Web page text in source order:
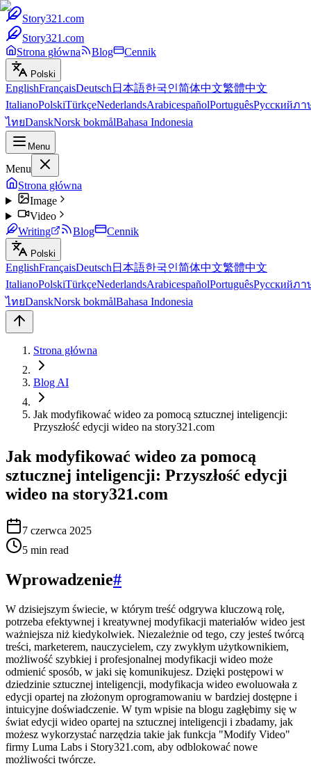
Story321.com
Story321.com
Strona główna
Blog Cennik
Polski
EnglishFrançaisDeutsch 日本語한국인简体中文繁體中文
ItalianoPolskiTürkçeNederlandsArabicespañolPortuguêsРусскийภา
ไทยDanskNorsk bokmålBahasa Indonesia
Menu
Menu
Strona główna
Image
Video
Writing
Blog Cennik
Polski
EnglishFrançaisDeutsch 日本語한국인简体中文繁體中文
ItalianoPolskiTürkçeNederlandsArabicespañolPortuguêsРусскийภา
ไทยDanskNorsk bokmålBahasa Indonesia
Strona główna
Blog AI
Jak modyfikować wideo za pomocą sztucznej inteligencji:
Przyszłość edycji wideo na story321.com
Jak modyfikować wideo za pomocą
sztucznej inteligencji: Przyszłość edycji
wideo na story321.com
7 czerwca 2025
5 min read
Wprowadzenie#
W dzisiejszym świecie, w którym treść odgrywa kluczową rolę,
potrzeba efektywnej i kreatywnej modyfikacji materiałów wideo jest
ważniejsza niż kiedykolwiek. Niezależnie od tego, czy jesteś twórcą
treści, marketerem, nauczycielem, czy zwykłym użytkownikiem,
możliwość szybkiej i profesjonalnej modyfikacji wideo może
odmienić sposób, w jaki się komunikujesz. Dzięki postępowi w
dziedzinie sztucznej inteligencji, modyfikacja wideo ewoluowała z
edycji opartej na złożonym oprogramowaniu w bardziej dostępne i
intuicyjne doświadczenie. W tym wpisie na blogu zagłębimy się w
świat edycji wideo opartej na sztucznej inteligencji i zbadamy, jak
możesz wykorzystać narzędzia takie jak funkcja "Modify Video"
firmy Luma Labs i Story321.com, aby odblokować nowe
możliwości twórcze.